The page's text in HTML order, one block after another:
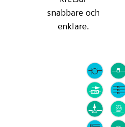
snabbare och
enklare.